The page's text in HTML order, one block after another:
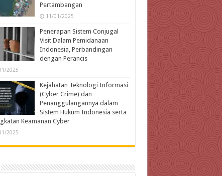
Pertambangan
11/01/2025
Penerapan Sistem Conjugal
Visit Dalam Pemidanaan
Indonesia, Perbandingan
dengan Perancis
2025
Kejahatan Teknologi Informasi
(Cyber Crime) dan
Penanggulangannya dalam
Sistem Hukum Indonesia serta
Keamanan Cyber
2025